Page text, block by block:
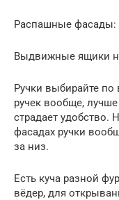
Распашные фасады:
Выдвижные ящики
Ручки выбирайте по
ручек вообще,
страдает удобство.
фасадах ручки
за низ.
Есть куча разной
вёдер, для